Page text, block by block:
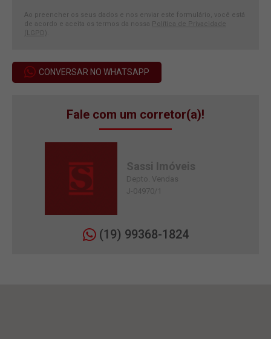
Ao preencher os seus dados e nos enviar este formulário, você está
de acordo e aceita os termos da nossa Política de Privacidade
(LGPD)
CONVERSAR NO WHATSAPP
Fale com um corretor(a)!
Sassi Imóveis
Depto. Vendas
J-04970/1
(19) 99368-1824